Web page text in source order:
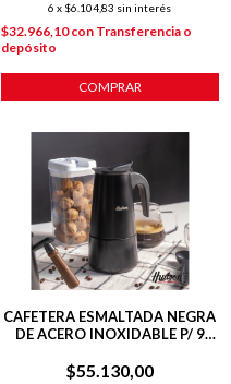
6 x $6.104,83 sin interés
$32.966,10con Transferencia o
depósito
COMPRAR
CAFETERA ESMALTADA NEGRA
DE ACERO INOXIDABLE P/ 9
$55.130,00